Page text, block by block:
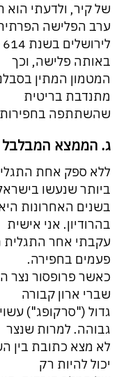
של קיר, ולדעתי הוא
ערב הפלישה
באותה פלישה, וכך
מתנדבת בריטית
שהשתתפה בחפירות.
ג. הממצא המבלבל
ללא ספק אחת
ביותר שנעשו
בשנים האחרונות
בהרודיון. אני אישית
עקבתי אחר
פעמים בחפירה.
כאשר פרופסור נצר
שברי ארון קבורה
גדול ("סרקופג")
גבוהה. למרות שנצר
לא מצא כתובת בין
יכול להיות רק